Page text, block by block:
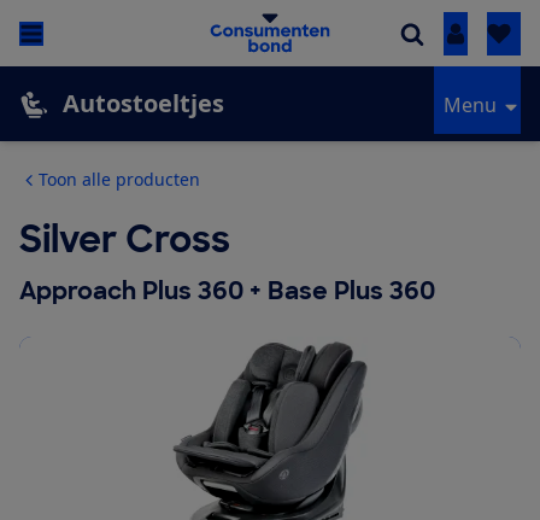
Inloggen
Autostoeltjes Menu
Toon alle producten
Silver Cross
Approach Plus 360 + Base Plus 360